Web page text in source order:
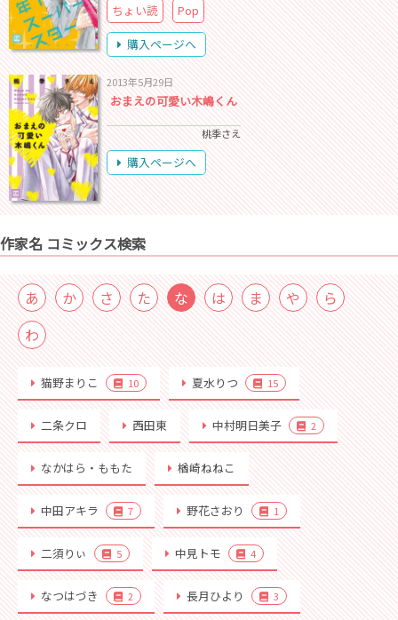
ちょい読
Pop
購入ページへ
2013年5月29日
おまえの可愛い木嶋くん
桃季さえ
購入ページへ
作家名 コミックス検索
あ か さ た な は ま や
ら
わ
猫野まりこ 10 夏水りつ 15
二条クロ 西田東 中村明日美子 2
なかはら・ももた 楢崎ねねこ
中田アキラ 7 野花さおり 1
二須りぃ 5 中見トモ 4
なつはづき 2 長月ひより 3